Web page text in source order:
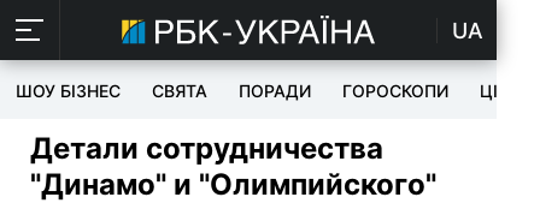
UA
ШОУ БІЗНЕС СВЯТА ПОРАДИ ГОРОСКОПИ ЦІКАВЕ
Детали сотрудничества
"Динамо" и "Олимпийского"